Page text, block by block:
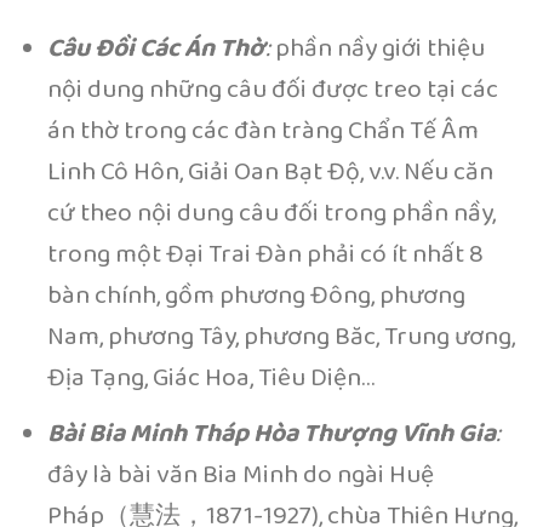
Câu Đồi Các Án Thờ:phần nầy giới thiệu
nội dung những câu đối được treo tại các
án thờ trong các đàn tràng Chẩn Tế Âm
Linh Cô Hôn, Giải Oan Bạt Độ, v.v. Nếu căn
cứ theo nội dung câu đối trong phần nầy,
trong một Đại Trai Đàn phải có ít nhất 8
bàn chính, gồm phương Đông, phương
Nam, phương Tây, phương Băc, Trung ương,
Địa Tạng, Giác Hoa, Tiêu Diện…
Bài Bia Minh Tháp Hòa Thượng Vĩnh Gia:
đây là bài văn Bia Minh do ngài Huệ
Pháp（慧法，1871-1927), chùa Thiên Hưng,